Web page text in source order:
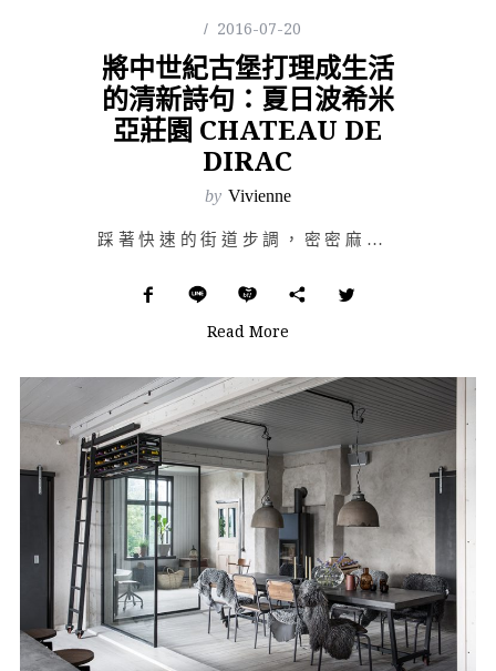
2016-07-20
將中世紀古堡打理成生活
的清新詩句：夏日波希米
亞莊園 CHATEAU DE
DIRAC
by Vivienne
踩著快速的街道步調，密密麻麻的人群在巨大的城市裡，隨著上班打卡和吃飯迅速簇擁又散去。但你曾否幻想離開…
Read More